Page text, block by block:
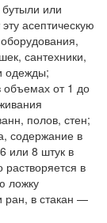
или
асептическую
сантехники,
одежды;
от 1 до
полов, стен;
содержание в
или 8 штук в
растворяется в
ложку
ран, в стакан —